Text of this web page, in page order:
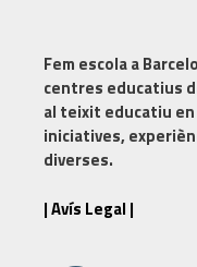
Fem escola a
centres educatius
al teixit educatiu
iniciatives,
diverses.
| Avís Legal |